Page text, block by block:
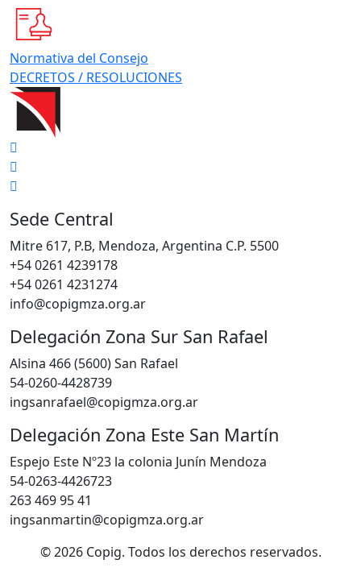
Normativa del Consejo
DECRETOS / RESOLUCIONES
Sede Central
Mitre 617, P.B, Mendoza, Argentina C.P. 5500
+54 0261 4239178
+54 0261 4231274
info@copigmza.org.ar
Delegación Zona Sur San Rafael
Alsina 466 (5600) San Rafael
54-0260-4428739
ingsanrafael@copigmza.org.ar
Delegación Zona Este San Martín
Espejo Este Nº23 la colonia Junín Mendoza
54-0263-4426723
263 469 95 41
ingsanmartin@copigmza.org.ar
© 2026 Copig. Todos los derechos reservados.